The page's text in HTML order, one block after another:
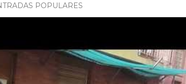
POPULARES